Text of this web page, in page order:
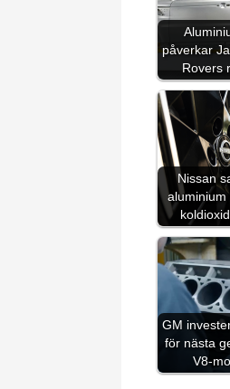
påverkar
Rovers
Nissan
GM
för nästa
V8-